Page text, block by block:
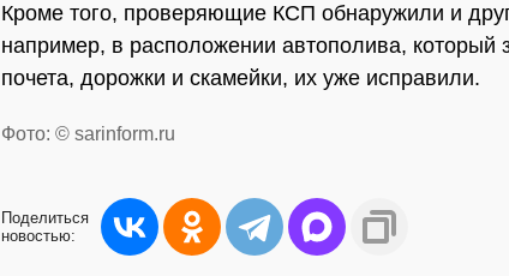
Кроме того, проверяющие КСП обнаружили и
например, в расположении автополива, который
почета, дорожки и скамейки, их уже исправили.
Фото: © sarinform.ru
Поделиться
новостью: